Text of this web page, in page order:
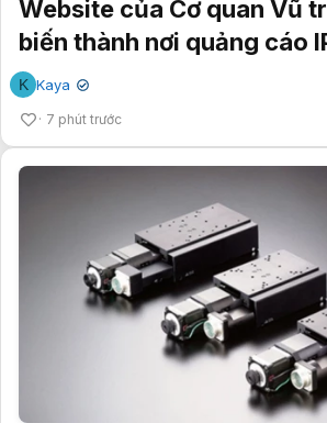
Website của Cơ quan Vũ
biến thành nơi quảng cáo
K Kaya ✔
7 phút trước